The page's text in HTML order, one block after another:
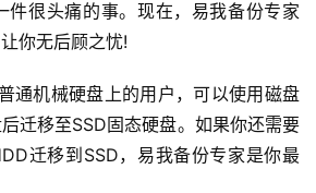
件很头痛的事。现在，易我备份专家
你无后顾之忧!
通机械硬盘上的用户，可以使用磁盘
迁移至SSD固态硬盘。如果你还需要
迁移到SSD，易我备份专家是你最